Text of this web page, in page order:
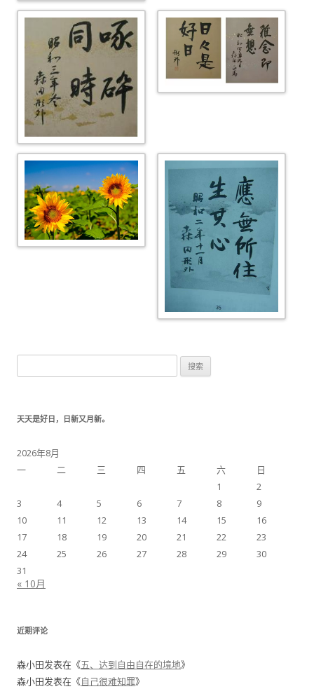
天天是好日，日新又月新。
2026年8月
一
二 三 四 五 六
日
1
2
3
4 5 6 7 8
9
10
11 12 13 14 15
16
17
18 19 20 21 22
23
24
25 26 27 28 29
30
31
« 10月
近期评论
森小田发表在《五、达到自由自在的境地》
森小田发表在《自己很难知罪》